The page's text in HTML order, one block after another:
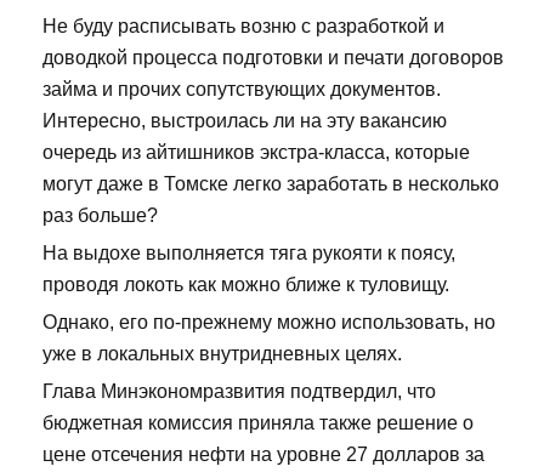
Не буду расписывать возню с разработкой и
доводкой процесса подготовки и печати договоров
займа и прочих сопутствующих документов.
Интересно, выстроилась ли на эту вакансию
очередь из айтишников экстра-класса, которые
могут даже в Томске легко заработать в несколько
раз больше?
На выдохе выполняется тяга рукояти к поясу,
проводя локоть как можно ближе к туловищу.
Однако, его по-прежнему можно использовать, но
уже в локальных внутридневных целях.
Глава Минэкономразвития подтвердил, что
бюджетная комиссия приняла также решение о
цене отсечения нефти на уровне 27 долларов за